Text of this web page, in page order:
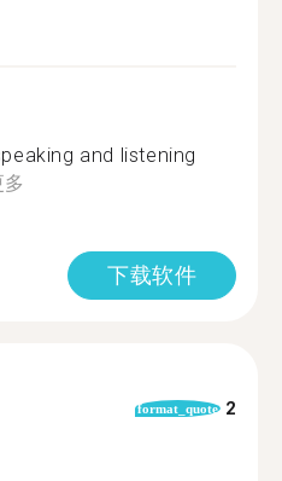
and listening
下载软件
format_quote 2